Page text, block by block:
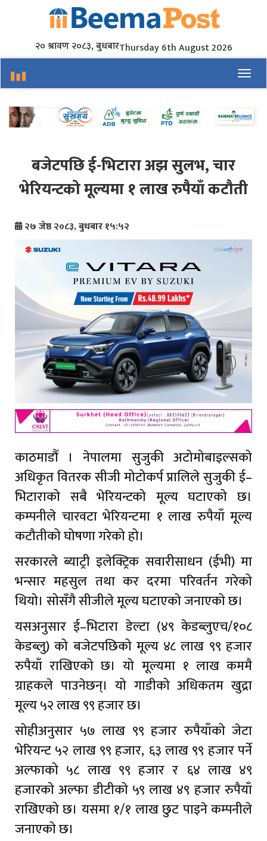
२० श्रावण २०८३, बुधबारThursday 6th August 2026
बजेटपछि ई-भिटारा अझ सुलभ, चार
भेरियन्टको मूल्यमा १ लाख रुपैयाँ कटौती
२७ जेष्ठ २०८३, बुधबार १५:५२
काठमाडौँ । नेपालमा सुजुकी अटोमोबाइल्सको
अधिकृत वितरक सीजी मोटोकर्प प्रालिले सुजुकी ई–
भिटाराको सबै भेरियन्टको मूल्य घटाएको छ।
कम्पनीले चारवटा भेरियन्टमा १ लाख रुपैयाँ मूल्य
कटौतीको घोषणा गरेको हो।
सरकारले ब्याट्री इलेक्ट्रिक सवारीसाधन (ईभी) मा
भन्सार महसुल तथा कर दरमा परिवर्तन गरेको
थियो। सोसँगै सीजीले मूल्य घटाएको जनाएको छ।
यसअनुसार ई–भिटारा डेल्टा (४९ केडब्लुएच/१०८
केडब्लु) को बजेटपछिको मूल्य ४८ लाख ९९ हजार
रुपैयाँ राखिएको छ। यो मूल्यमा १ लाख कममै
ग्राहकले पाउनेछन्। यो गाडीको अधिकतम खुद्रा
मूल्य ५२ लाख ९९ हजार छ।
सोहीअनुसार ५७ लाख ९९ हजार रुपैयाँको जेटा
भेरियन्ट ५२ लाख ९९ हजार, ६३ लाख ९९ हजार पर्ने
अल्फाको ५८ लाख ९९ हजार र ६४ लाख ४९
हजारको अल्फा डीटीको ५९ लाख ४९ हजार रुपैयाँ
राखिएको छ। यसमा १/१ लाख छुट पाइने कम्पनीले
जनाएको छ।